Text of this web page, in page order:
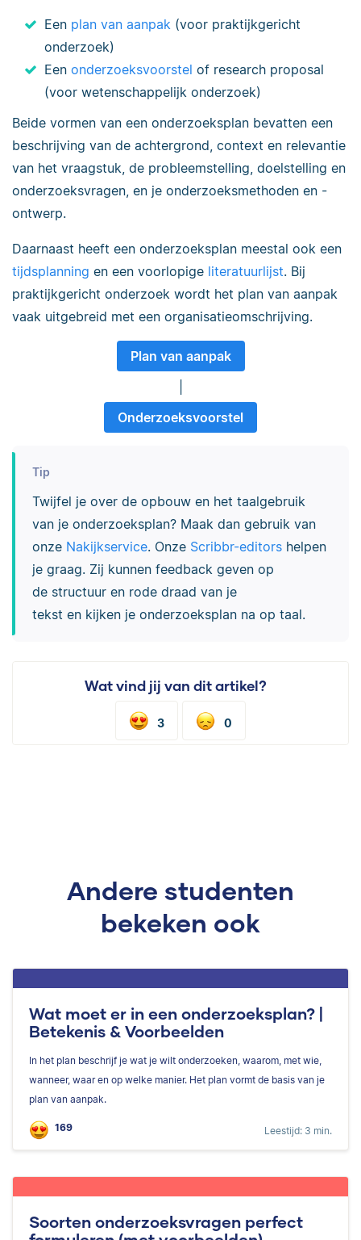
Een plan van aanpak (voor praktijkgericht
onderzoek)
Een onderzoeksvoorstel of research proposal
(voor wetenschappelijk onderzoek)
Beide vormen van een onderzoeksplan bevatten een
beschrijving van de achtergrond, context en relevantie
van het vraagstuk, de probleemstelling, doelstelling en
onderzoeksvragen, en je onderzoeksmethoden en -
ontwerp.
Daarnaast heeft een onderzoeksplan meestal ook een
tijdsplanning en een voorlopige literatuurlijst. Bij
praktijkgericht onderzoek wordt het plan van aanpak
vaak uitgebreid met een organisatieomschrijving.
Plan van aanpak
Onderzoeksvoorstel
Tip
Twijfel je over de opbouw en het taalgebruik
van je onderzoeksplan? Maak dan gebruik van
onze Nakijkservice. Onze Scribbr-editorshelpen
je graag. Zij kunnen feedback geven op
de structuuren rode draad van je
tekst en kijken je onderzoeksplan na op taal.
Wat vind jij van dit artikel?
3 0
Andere studenten
bekeken ook
Wat moet er in een onderzoeksplan? |
Betekenis & Voorbeelden
In het plan beschrijf je wat je wilt onderzoeken, waarom, met wie,
wanneer, waar en op welke manier. Het plan vormt de basis van je
plan van aanpak.
169 Leestijd: 3 min.
Soorten onderzoeksvragen perfect